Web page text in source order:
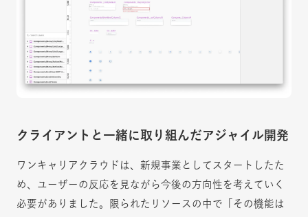
クライアントと一緒に取り組んだアジャイル開発
ワンキャリアクラウドは、新規事業としてスタートしたた
め、ユーザーの反応を見ながら今後の方向性を考えていく
必要がありました。限られたリソースの中で「その機能は